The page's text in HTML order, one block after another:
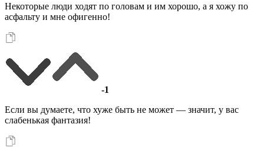
Некоторые люди ходят по головам и им хорошо, а я хожу по
асфальту и мне офигенно!
-1
Если вы думаете, что хуже быть не может — значит, у вас
слабенькая фантазия!